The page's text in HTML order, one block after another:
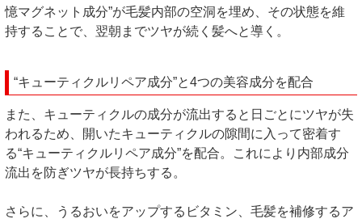
憶マグネット成分”が毛髪内部の空洞を埋め、その状態を維
持することで、翌朝までツヤが続く髪へと導く。
“キューティクルリペア成分”と4つの美容成分を配合
また、キューティクルの成分が流出すると日ごとにツヤが失
われるため、開いたキューティクルの隙間に入って密着す
る“キューティクルリペア成分”を配合。これにより内部成分
流出を防ぎツヤが長持ちする。
さらに、うるおいをアップするビタミン、毛髪を補修するア